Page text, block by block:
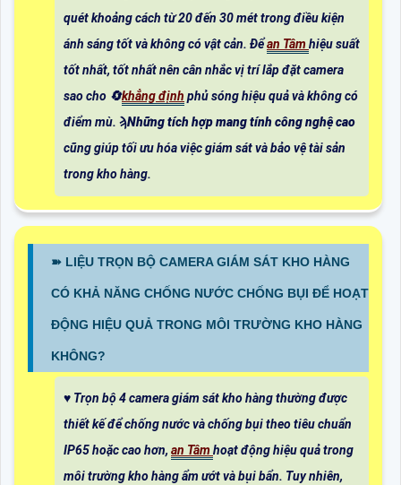
quét khoảng cách từ 20 đến 30 mét trong điều kiện
ánh sáng tốt và không có vật cản. Đểan Tâm hiệu suất
tốt nhất, tốt nhất nên cân nhắc vị trí lắp đặt camera
sao cho 🔄khẳng định phủ sóng hiệu quả và không có
điểm mù. ϡNhững tích hợp mang tính công nghệ cao
cũng giúp tối ưu hóa việc giám sát và bảo vệ tài sản
trong kho hàng.
➽ LIỆU TRỌN BỘ CAMERA GIÁM SÁT KHO HÀNG
CÓ KHẢ NĂNG CHỐNG NƯỚC CHỐNG BỤI ĐỂ HOẠT
ĐỘNG HIỆU QUẢ TRONG MÔI TRƯỜNG KHO HÀNG
KHÔNG?
♥️ Trọn bộ 4 camera giám sát kho hàng thường được
thiết kế để chống nước và chống bụi theo tiêu chuẩn
IP65 hoặc cao hơn, an Tâm hoạt động hiệu quả trong
môi trường kho hàng ẩm ướt và bụi bẩn. Tuy nhiên,